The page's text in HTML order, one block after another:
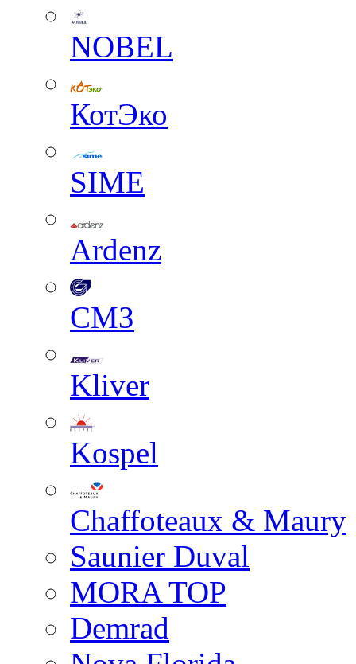
NOBEL
КотЭко
SIME
Ardenz
СМЗ
Kliver
Kospel
Chaffoteaux & Maury
Saunier Duval
MORA TOP
Demrad